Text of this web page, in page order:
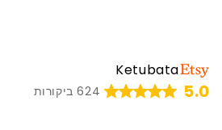
Ketubata
5.0 624 ביקורות